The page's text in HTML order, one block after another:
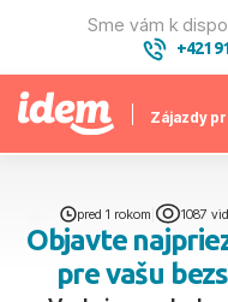
Sme vám k
+421
Zájazdy
pred 1 rokom 1087
Objavte
pre vašu